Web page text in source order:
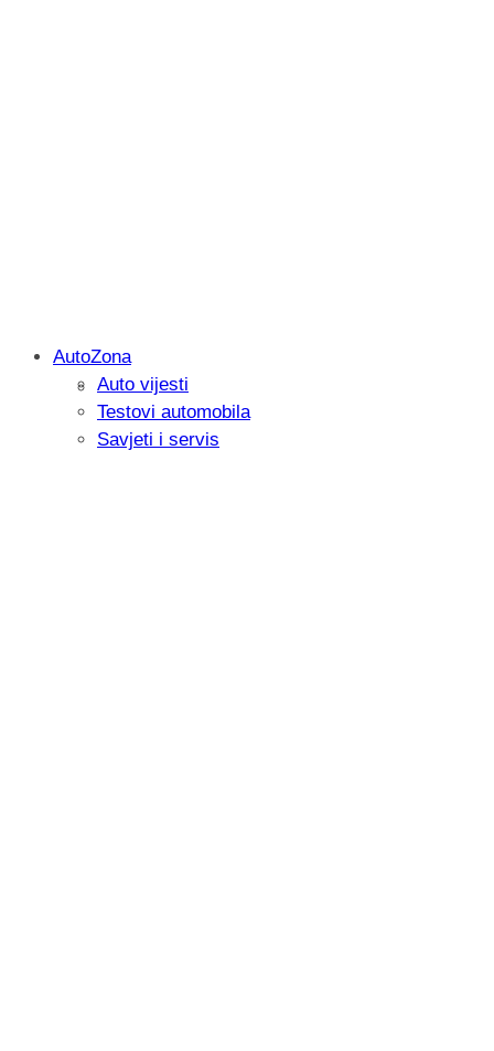
Savjetujemo: Što učiniti kada vaš
AutoZona
Auto vijesti
Testovi automobila
Savjeti i servis